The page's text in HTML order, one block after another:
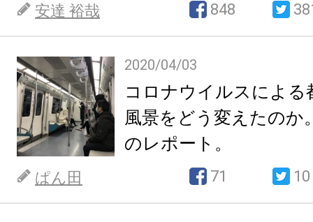
安達 裕哉 848
2020/04/03
コロナウイルスによる
風景をどう変えたのか
のレポート。
ぱん田 71 10